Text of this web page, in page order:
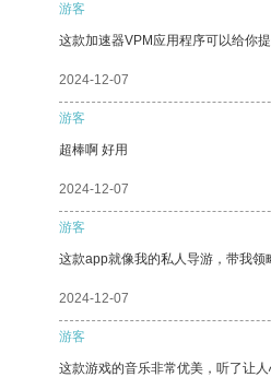
游客
这款加速器VPM应用程序可以给你
2024-12-07
游客
超棒啊 好用
2024-12-07
游客
这款app就像我的私人导游，带我领
2024-12-07
游客
这款游戏的音乐非常优美，听了让人